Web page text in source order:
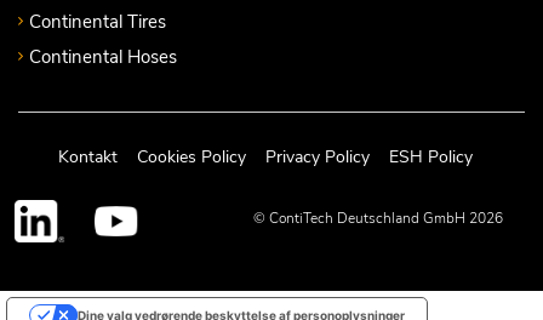
Continental Tires
Continental Hoses
Kontakt Cookies Policy Privacy Policy ESH Policy
© ContiTech Deutschland GmbH 2026
Dine valg vedrørende beskyttelse af personoplysninger